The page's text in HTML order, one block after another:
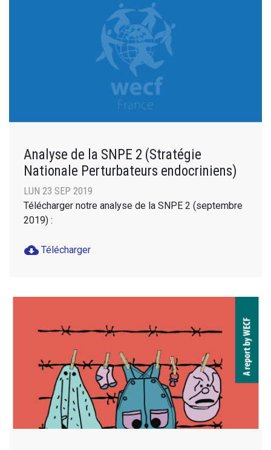
Analyse de la SNPE 2 (Stratégie
Nationale Perturbateurs endocriniens)
LUN 23 SEP 2019
Télécharger notre analyse de la SNPE 2 (septembre
2019) :
cloud_download Télécharger